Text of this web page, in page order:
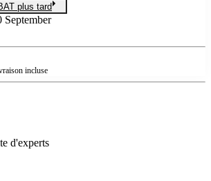
plus tard
September
incluse
d'experts